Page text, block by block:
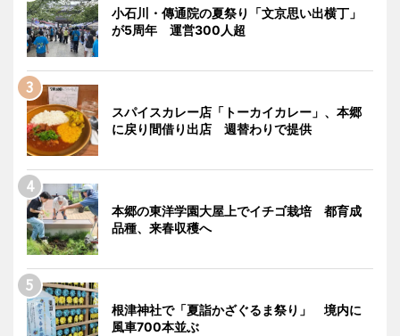
小石川・傳通院の夏祭り「文京思い出横丁」
が5周年 運営300人超
スパイスカレー店「トーカイカレー」、本郷
に戻り間借り出店 週替わりで提供
本郷の東洋学園大屋上でイチゴ栽培 都育成
品種、来春収穫へ
根津神社で「夏詣かざぐるま祭り」 境内に
風車700本並ぶ